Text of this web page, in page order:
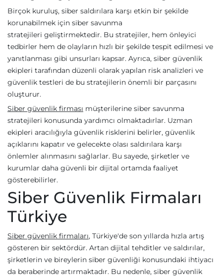
Birçok kuruluş, siber saldırılara karşı etkin bir şekilde
korunabilmek için siber savunma
stratejileri geliştirmektedir. Bu stratejiler, hem önleyici
tedbirler hem de olayların hızlı bir şekilde tespit edilmesi ve
yanıtlanması gibi unsurları kapsar. Ayrıca, siber güvenlik
ekipleri tarafından düzenli olarak yapılan risk analizleri ve
güvenlik testleri de bu stratejilerin önemli bir parçasını
oluşturur.
Siber güvenlik firması müşterilerine siber savunma
stratejileri konusunda yardımcı olmaktadırlar. Uzman
ekipleri aracılığıyla güvenlik risklerini belirler, güvenlik
açıklarını kapatır ve gelecekte olası saldırılara karşı
önlemler alınmasını sağlarlar. Bu sayede, şirketler ve
kurumlar daha güvenli bir dijital ortamda faaliyet
gösterebilirler.
Siber Güvenlik Firmaları
Türkiye
Siber güvenlik firmaları, Türkiye'de son yıllarda hızla artış
gösteren bir sektördür. Artan dijital tehditler ve saldırılar,
şirketlerin ve bireylerin siber güvenliği konusundaki ihtiyacı
da beraberinde artırmaktadır. Bu nedenle, siber güvenlik